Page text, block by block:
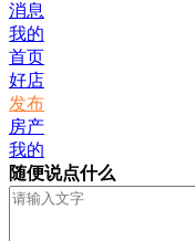
消息
我的
首页
好店
发布
房产
我的
随便说点什么